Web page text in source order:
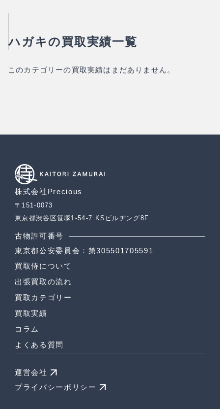
ハガキの買取実績一覧
このカテゴリーの買取実績はまだありません。
株式会社Precious
〒151-0073
東京都渋谷区笹塚1-54-7 KSビルヂング8F
古物許可番号
東京都公安委員会：第305501705591
買取侍について
出張買取の流れ
買取カテゴリー
買取実績
コラム
よくある質問
運営会社
プライバシーポリシー